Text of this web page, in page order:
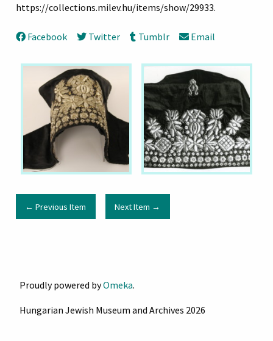
https://collections.milev.hu/items/show/29933.
Facebook Twitter Tumblr Email
← Previous Item Next Item →
Proudly powered byOmeka.
Hungarian Jewish Museum and Archives 2026